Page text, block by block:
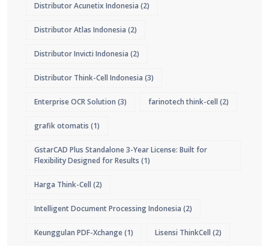
Distributor Acunetix Indonesia (2)
Distributor Atlas Indonesia (2)
Distributor Invicti Indonesia (2)
Distributor Think-Cell Indonesia (3)
Enterprise OCR Solution (3) farinotech think-cell (2)
grafik otomatis (1)
GstarCAD Plus Standalone 3-Year License: Built for
Flexibility Designed for Results (1)
Harga Think-Cell (2)
Intelligent Document Processing Indonesia (2)
Keunggulan PDF-Xchange(1) Lisensi ThinkCell (2)